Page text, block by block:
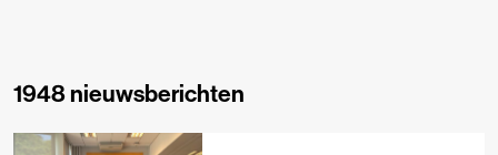
1948 nieuwsberichten